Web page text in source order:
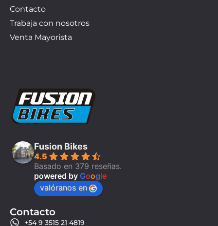
Contacto
Trabaja con nosotros
Venta Mayorista
Fusion Bikes
4.5
Basado en 379 reseñas.
powered by Google
valóranos en
Contacto
+54 9 3515 21 4819